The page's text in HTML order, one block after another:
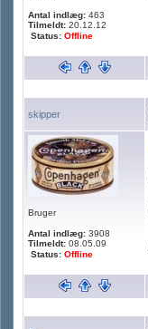
Antal indlæg: 463
Tilmeldt: 20.12.12
Status: Offline
skipper
Bruger
Antal indlæg: 3908
Tilmeldt: 08.05.09
Status: Offline